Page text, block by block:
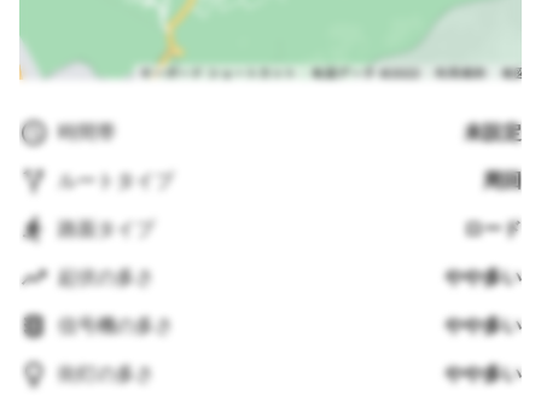
時間帯 未設定
ルートタイプ 周回
路面タイプ ロード
起伏の多さ やや多い
信号機の多さ やや多い
街灯の多さ やや多い